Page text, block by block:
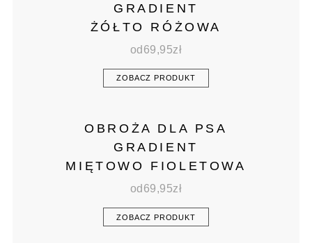
GRADIENT
ŻÓŁTO RÓŻOWA
od69,95zł
ZOBACZ PRODUKT
OBROŻA DLA PSA
GRADIENT
MIĘTOWO FIOLETOWA
od 69,95zł
ZOBACZ PRODUKT